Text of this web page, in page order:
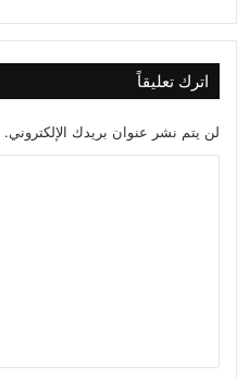
اترك تعليقاً
لن يتم نشر عنوان بريدك الإلكتروني.
ق